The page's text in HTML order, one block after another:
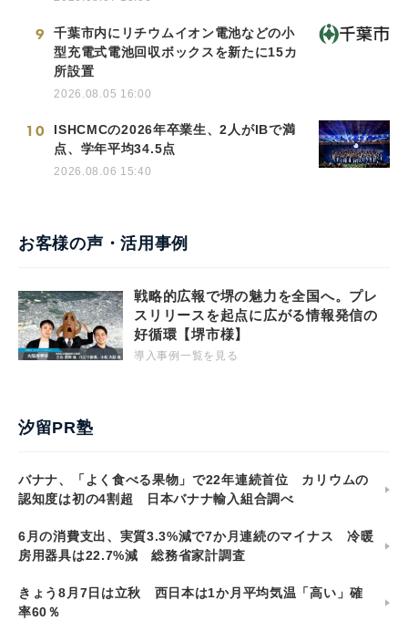
9
千葉市内にリチウムイオン電池などの小
型充電式電池回収ボックスを新たに15カ
所設置
2026.08.05 16:00
10
ISHCMCの2026年卒業生、2人がIBで満
点、学年平均34.5点
2026.08.06 15:40
お客様の声・活用事例
戦略的広報で堺の魅力を全国へ。プレ
スリリースを起点に広がる情報発信の
好循環【堺市様】
導入事例一覧を見る
汐留PR塾
バナナ、「よく食べる果物」で22年連続首位 カリウムの
認知度は初の4割超 日本バナナ輸入組合調べ
6月の消費支出、実質3.3%減で7か月連続のマイナス 冷暖
房用器具は22.7%減 総務省家計調査
きょう8月7日は立秋 西日本は1か月平均気温「高い」確
率60％